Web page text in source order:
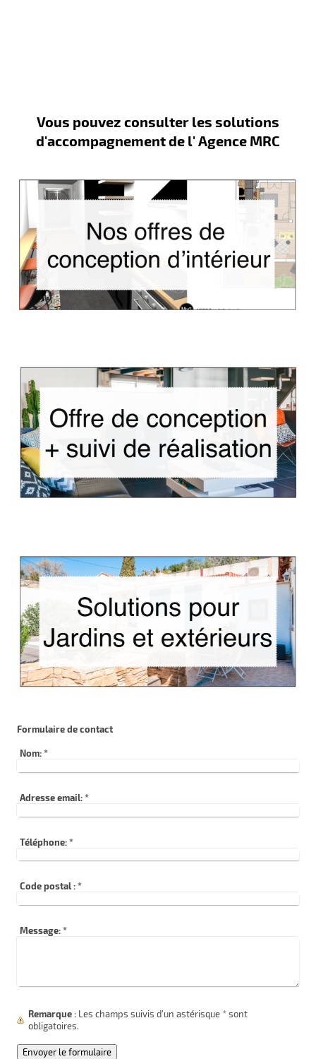
Vous pouvez consulter les solutions
d'accompagnement de l' Agence MRC
Formulaire de contact
Nom: *
Adresse email: *
Téléphone: *
Code postal : *
Message: *
Remarque : Les champs suivis d'un astérisque *sont
obligatoires.